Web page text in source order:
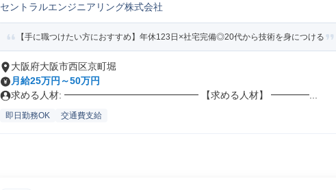
セントラルエンジニアリング株式会社
【手に職つけたい方におすすめ】年休123日×社宅完備◎20代から技術を身につける
大阪府大阪市西区京町堀
月給25万円～50万円
求める人材: ━━━━━━━━━━━━━━ 【求める人材】 ━━━━...
即日勤務OK 交通費支給